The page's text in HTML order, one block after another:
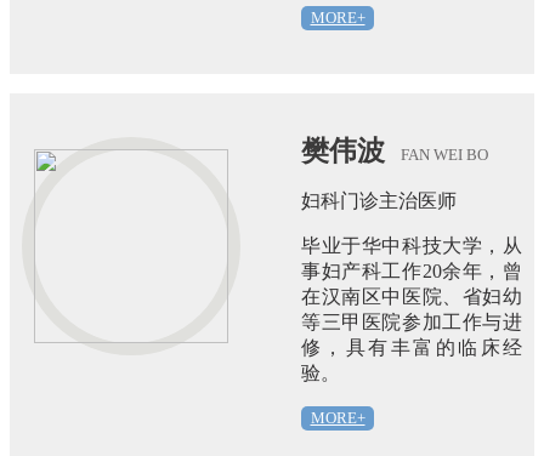
MORE+
樊伟波 FAN WEI BO
妇科门诊主治医师
毕业于华中科技大学，从
事妇产科工作20余年，曾
在汉南区中医院、省妇幼
等三甲医院参加工作与进
修，具有丰富的临床经
验。
MORE+